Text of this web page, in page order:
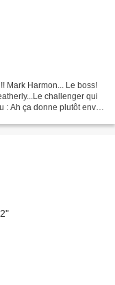
Mark Harmon... Le boss!
challenger qui
: Ah ça donne plutôt envie